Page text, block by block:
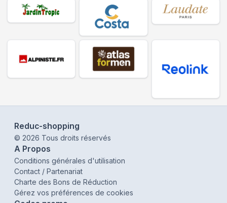
Reduc-shopping
© 2026 Tous droits réservés
A Propos
Conditions générales d'utilisation
Contact / Partenariat
Charte des Bons de Réduction
Gérez vos préférences de cookies